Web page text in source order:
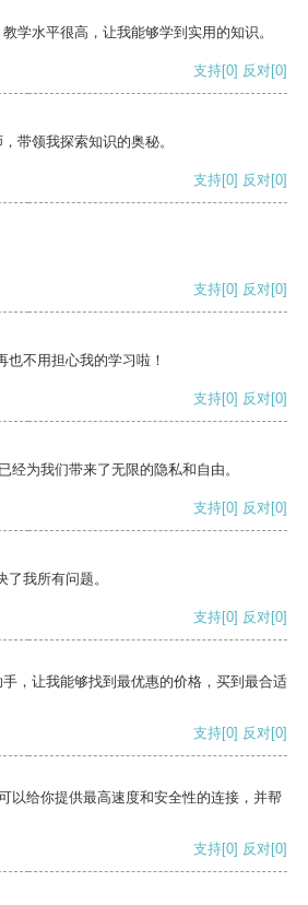
学水平很高，让我能够学到实用的知识。
支持[0] 反对[0]
带领我探索知识的奥秘。
支持[0] 反对[0]
支持[0] 反对[0]
也不用担心我的学习啦！
支持[0] 反对[0]
经为我们带来了无限的隐私和自由。
支持[0] 反对[0]
我所有问题。
支持[0] 反对[0]
，让我能够找到最优惠的价格，买到最合适
支持[0] 反对[0]
以给你提供最高速度和安全性的连接，并帮
支持[0] 反对[0]